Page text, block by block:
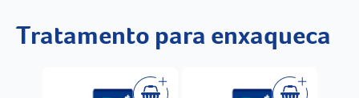
tratamento para enxaqueca